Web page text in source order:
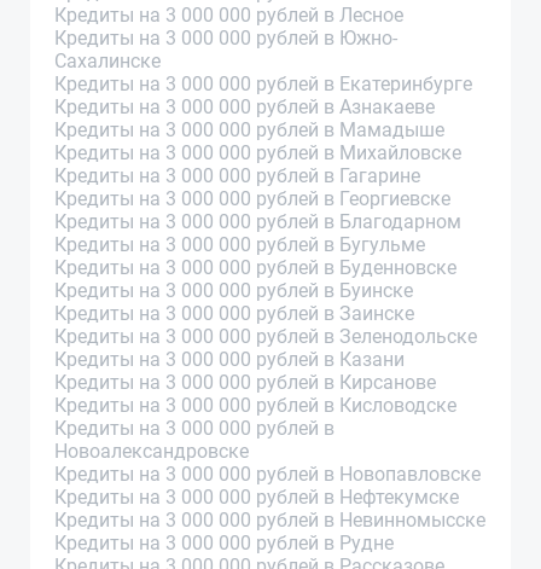
Кредиты на 3 000 000 рублей в Лесное
Кредиты на 3 000 000 рублей в Южно-
Сахалинске
Кредиты на 3 000 000 рублей в Екатеринбурге
Кредиты на 3 000 000 рублей в Азнакаеве
Кредиты на 3 000 000 рублей в Мамадыше
Кредиты на 3 000 000 рублей в Михайловске
Кредиты на 3 000 000 рублей в Гагарине
Кредиты на 3 000 000 рублей в Георгиевске
Кредиты на 3 000 000 рублей в Благодарном
Кредиты на 3 000 000 рублей в Бугульме
Кредиты на 3 000 000 рублей в Буденновске
Кредиты на 3 000 000 рублей в Буинске
Кредиты на 3 000 000 рублей в Заинске
Кредиты на 3 000 000 рублей в Зеленодольске
Кредиты на 3 000 000 рублей в Казани
Кредиты на 3 000 000 рублей в Кирсанове
Кредиты на 3 000 000 рублей в Кисловодске
Кредиты на 3 000 000 рублей в
Новоалександровске
Кредиты на 3 000 000 рублей в Новопавловске
Кредиты на 3 000 000 рублей в Нефтекумске
Кредиты на 3 000 000 рублей в Невинномысске
Кредиты на 3 000 000 рублей в Рудне